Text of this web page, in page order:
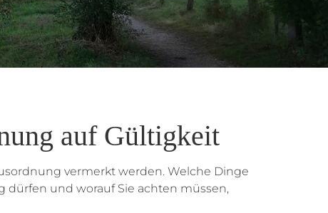
auf Gültigkeit
vermerkt werden. Welche Dinge
dürfen und worauf Sie achten müssen,